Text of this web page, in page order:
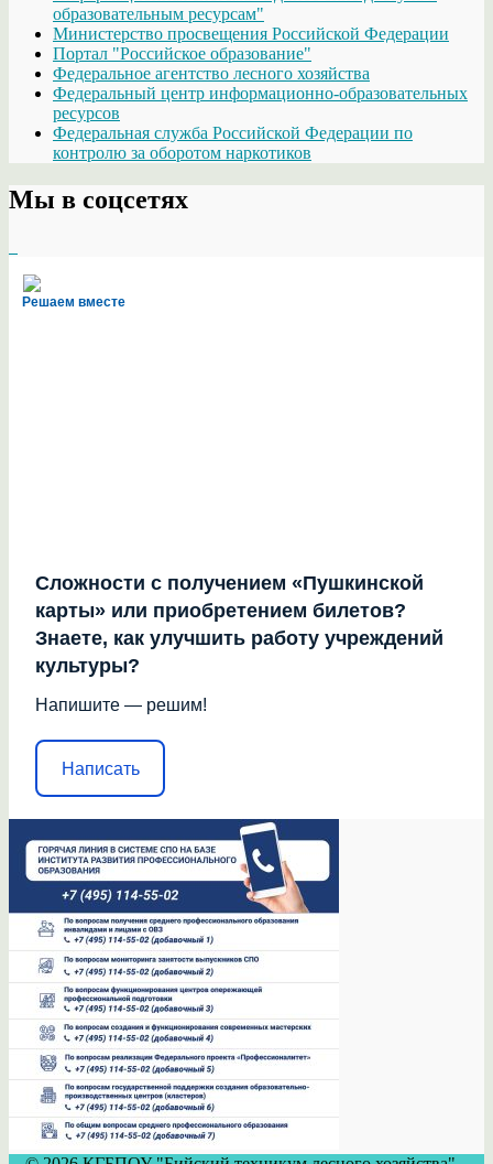
образовательным ресурсам"
Министерство просвещения Российской Федерации
Портал "Российское образование"
Федеральное агентство лесного хозяйства
Федеральный центр информационно-образовательных
ресурсов
Федеральная служба Российской Федерации по
контролю за оборотом наркотиков
Мы в соцсетях
Решаем вместе
Сложности с получением «Пушкинской
карты» или приобретением билетов?
Знаете, как улучшить работу учреждений
культуры?
Напишите — решим!
Написать